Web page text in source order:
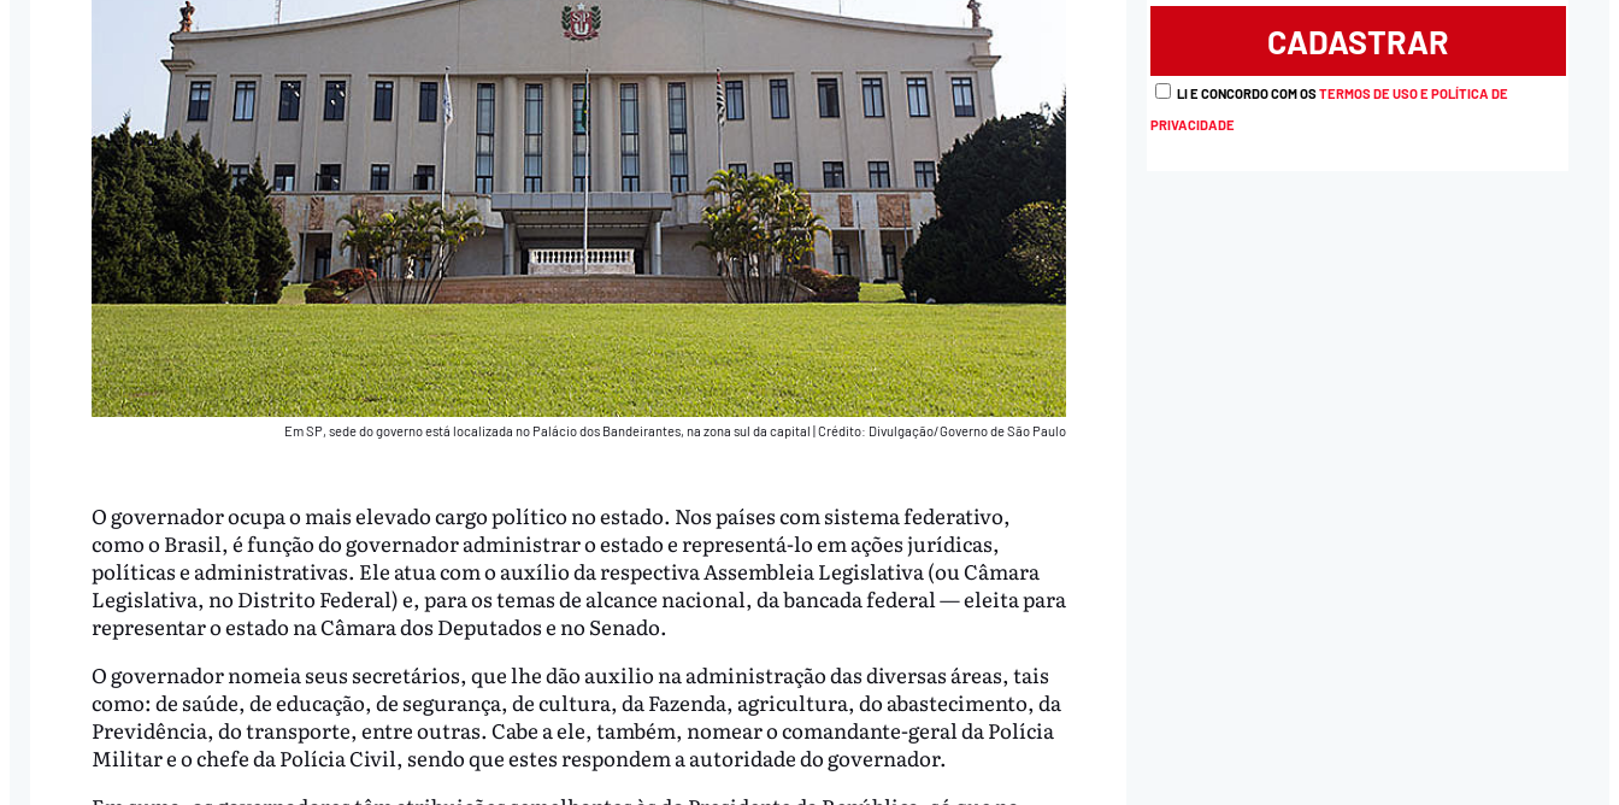
Em SP, sede do governo está localizada no Palácio dos Bandeirantes, na zona sul da capital |Crédito: Divulgação/Governo de São Paulo
O governador ocupa o mais elevado cargo político no estado. Nos países com sistema federativo,
como o Brasil, é função do governador administrar o estado e representá-lo em ações jurídicas,
políticas e administrativas. Ele atua com o auxílio da respectiva Assembleia Legislativa (ou Câmara
Legislativa, no Distrito Federal) e, para os temas de alcance nacional, da bancada federal — eleita para
representar o estado na Câmara dos Deputados e no Senado.
O governador nomeia seus secretários, que lhe dão auxilio na administração das diversas áreas, tais
como: de saúde, de educação, de segurança, de cultura, da Fazenda, agricultura, do abastecimento, da
Previdência, do transporte, entre outras. Cabe a ele, também, nomear o comandante-geral da Polícia
Militar e o chefe da Polícia Civil, sendo que estes respondem a autoridade do governador.
LI E CONCORDO COM OSTERMOS DE USO E POLÍTICA DE
PRIVACIDADE